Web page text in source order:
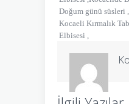
Doğum günü süsleri
Kocaeli Kırmalık
Elbisesi ,